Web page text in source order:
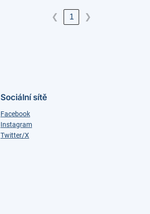
❮ 1 ❯
Sociální sítě
Facebook
Instagram
Twitter/X